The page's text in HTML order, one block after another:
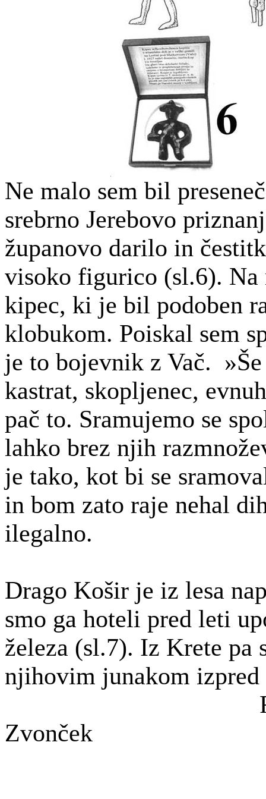
Ne malo sem bil
srebrno Jerebovo
županovo darilo in
visoko figurico (sl.6). Na
kipec, ki je bil podoben
klobukom. Poiskal sem
je to bojevnik z Vač.
kastrat, skopljenec,
pač to. Sramujemo se
lahko brez njih
je tako, kot bi se
in bom zato raje nehal
ilegalno.
Drago Košir je iz lesa
smo ga hoteli pred leti
železa (sl.7). Iz Krete pa
njihovim junakom izpred
Zvonček